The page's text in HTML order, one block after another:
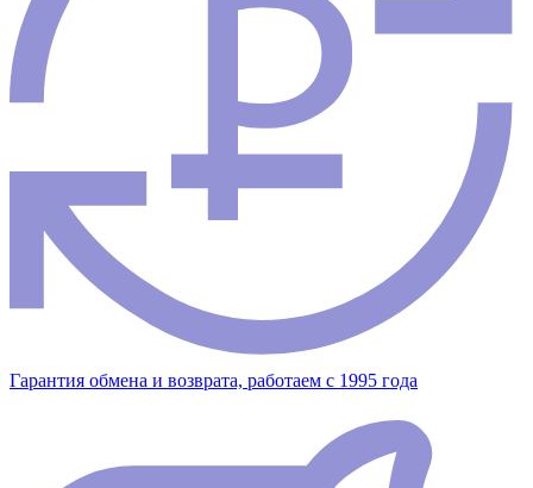
Гарантия обмена и возврата, работаем с 1995 года